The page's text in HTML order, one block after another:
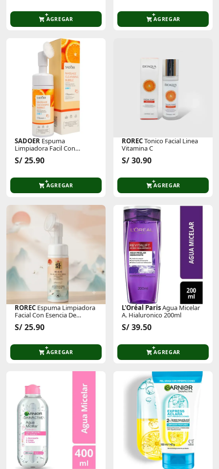
AGREGAR AGREGAR
SADOER Espuma
Limpiadora Facil Con
Vitamina E 120ml
S/ 25.90
AGREGAR
RORECTonico Facial Linea
Vitamina C
S/ 30.90
AGREGAR
ROREC Espuma Limpiadora
Facial Con Esencia De
Vitamina C 150ml
S/ 25.90
AGREGAR
L'Oréal ParisAgua Micelar
A. Hialuronico 200ml
S/ 39.50
AGREGAR